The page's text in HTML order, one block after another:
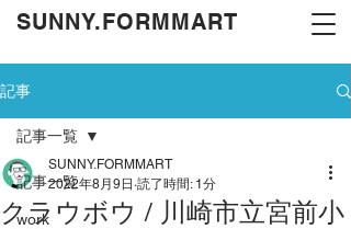
​SUNNY.FORMMART
記事
記事一覧
work
記事一覧
クラウボウ / 川崎市立宮前小
SUNNY.FORMMART
2022年8月9日 読了時間: 1分